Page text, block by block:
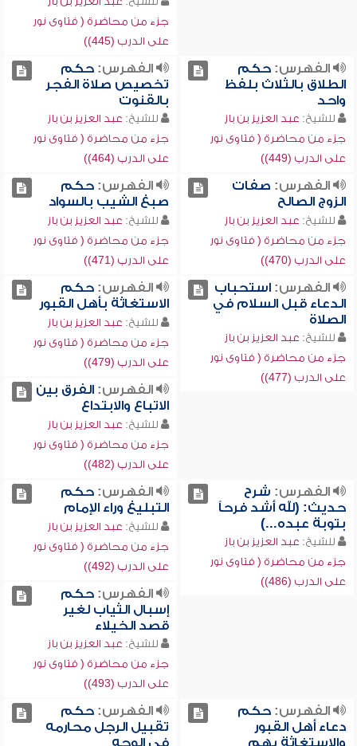
جزء من محاضرة ( فتاوى نور
على الدرب (445))
الفهرس:حكم
الطلاق بالثلاث بلفظ
واحد
للشيخ: عبد العزيز بن باز
جزء من محاضرة ( فتاوى نور
على الدرب (449))
الفهرس:حكم
تخصيص صلاة الفجر
بالقنوت
للشيخ: عبد العزيز بن باز
جزء من محاضرة ( فتاوى نور
على الدرب (464))
الفهرس: صفات
الزوج الصالح
للشيخ: عبد العزيز بن باز
جزء من محاضرة ( فتاوى نور
على الدرب (470))
الفهرس:حكم
صبغ الشيب بالسواد
للشيخ: عبد العزيز بن باز
جزء من محاضرة ( فتاوى نور
على الدرب (471))
الفهرس:استحباب
الدعاء قبل السلام في
الصلاة
للشيخ: عبد العزيز بن باز
جزء من محاضرة ( فتاوى نور
على الدرب (477))
الفهرس:حكم
الاستغاثة بأهل القبور
للشيخ: عبد العزيز بن باز
جزء من محاضرة ( فتاوى نور
على الدرب (479))
الفهرس:الفرق بين
الاتباع والابتداع
للشيخ: عبد العزيز بن باز
جزء من محاضرة ( فتاوى نور
على الدرب (482))
الفهرس: شرح
حديث: (لله أشد فرحاً
بتوبة عبده...)
للشيخ: عبد العزيز بن باز
جزء من محاضرة ( فتاوى نور
على الدرب (486))
الفهرس:حكم
التبليغ وراء الإمام
للشيخ: عبد العزيز بن باز
جزء من محاضرة ( فتاوى نور
على الدرب (492))
الفهرس:حكم
إسبال الثياب لغير
قصد الخيلاء
للشيخ: عبد العزيز بن باز
جزء من محاضرة ( فتاوى نور
على الدرب (493))
الفهرس:حكم
دعاء أهل القبور
والاستغاثة بهم
الفهرس:حكم
تقبيل الرجل محارمه
في الوجه